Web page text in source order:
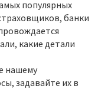
популярных
банки
какие детали
нашему
задавайте их в